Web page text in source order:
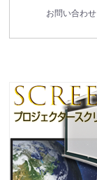
お問い合わせ